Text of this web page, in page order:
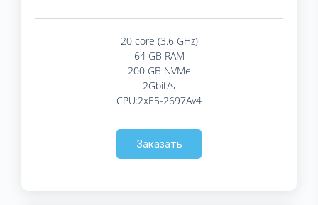
20 core (3.6 GHz)
64 GB RAM
200 GB NVMe
2Gbit/s
CPU:2xE5-2697Av4
Заказать